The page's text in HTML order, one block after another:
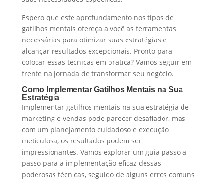
Espero que este aprofundamento nos tipos de
gatilhos mentais ofereça a você as ferramentas
necessárias para otimizar suas estratégias e
alcançar resultados excepcionais. Pronto para
colocar essas técnicas em prática? Vamos seguir em
frente na jornada de transformar seu negócio.
Como Implementar Gatilhos Mentais na Sua
Estratégia
Implementar gatilhos mentais na sua estratégia de
marketing e vendas pode parecer desafiador, mas
com um planejamento cuidadoso e execução
meticulosa, os resultados podem ser
impressionantes. Vamos explorar um guia passo a
passo para a implementação eficaz dessas
poderosas técnicas, seguido de alguns erros comuns